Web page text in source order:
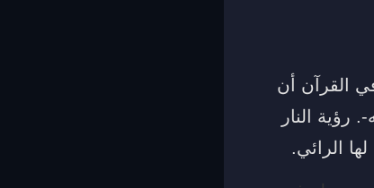
القرآن أن
رؤية النار
الرائي.